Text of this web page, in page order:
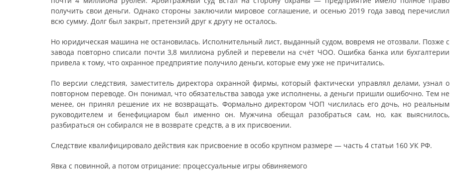
получить свои деньги. Однако стороны заключили мировое соглашение, и осенью 2019 года завод перечислил
всю сумму. Долг был закрыт, претензий друг к другу не осталось.
Но юридическая машина не остановилась. Исполнительный лист, выданный судом, вовремя не отозвали. Позже с
завода повторно списали почти 3,8 миллиона рублей и перевели на счёт ЧОО. Ошибка банка или бухгалтерии
привела к тому, что охранное предприятие получило деньги, которые ему уже не причитались.
По версии следствия, заместитель директора охранной фирмы, который фактически управлял делами, узнал о
повторном переводе. Он понимал, что обязательства завода уже исполнены, а деньги пришли ошибочно. Тем не
менее, он принял решение их не возвращать. Формально директором ЧОП числилась его дочь, но реальным
руководителем и бенефициаром был именно он. Мужчина обещал разобраться сам, но, как выяснилось,
разбираться он собирался не в возврате средств, а в их присвоении.
Следствие квалифицировало действия как присвоение в особо крупном размере — часть 4 статьи 160 УК РФ.
Явка с повинной, а потом отрицание: процессуальные игры обвиняемого